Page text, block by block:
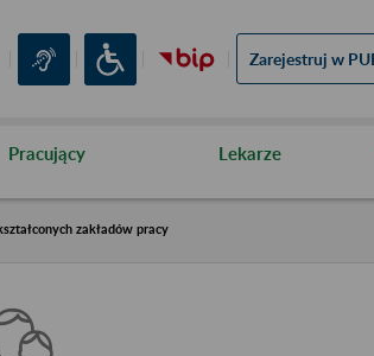
Zarejestruj w
Pracujący Lekarze
zakładów pracy